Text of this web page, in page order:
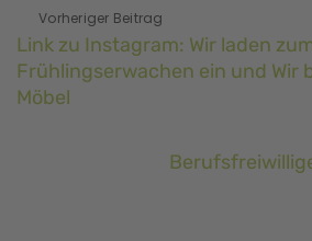
Vorheriger Beitrag
Link zu Instagram: Wir laden
Frühlingserwachen ein und Wir
Möbel